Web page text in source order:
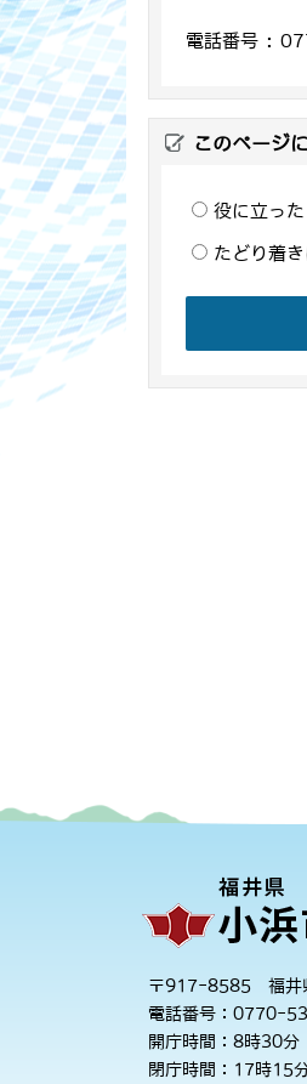
電話番号
このページ
役に立った
たどり着
〒917-8585 福井
電話番号：0770-
開庁時間：8時30分
閉庁時間：17時15